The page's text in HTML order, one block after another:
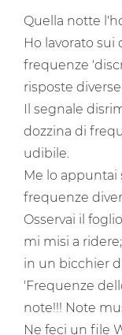
Quella notte
Ho lavorato sui
frequenze
risposte
Il segnale
dozzina di
udibile.
Me lo appuntai
frequenze
Osservai il
mi misi a
in un bicchier
'Frequenze
note!!! Note
Ne feci un file